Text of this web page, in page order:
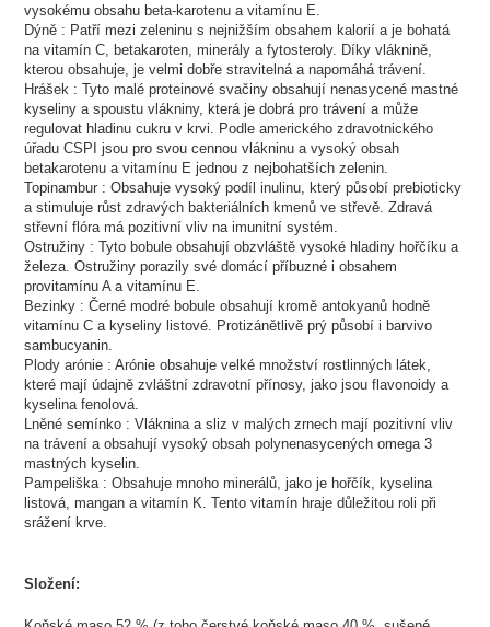
vysokému obsahu beta-karotenu a vitamínu E.
Dýně : Patří mezi zeleninu s nejnižším obsahem kalorií a je bohatá
na vitamín C, betakaroten, minerály a fytosteroly. Díky vláknině,
kterou obsahuje, je velmi dobře stravitelná a napomáhá trávení.
Hrášek : Tyto malé proteinové svačiny obsahují nenasycené mastné
kyseliny a spoustu vlákniny, která je dobrá pro trávení a může
regulovat hladinu cukru v krvi. Podle amerického zdravotnického
úřadu CSPI jsou pro svou cennou vlákninu a vysoký obsah
betakarotenu a vitamínu E jednou z nejbohatších zelenin.
Topinambur : Obsahuje vysoký podíl inulinu, který působí prebioticky
a stimuluje růst zdravých bakteriálních kmenů ve střevě. Zdravá
střevní flóra má pozitivní vliv na imunitní systém.
Ostružiny : Tyto bobule obsahují obzvláště vysoké hladiny hořčíku a
železa. Ostružiny porazily své domácí příbuzné i obsahem
provitamínu A a vitamínu E.
Bezinky : Černé modré bobule obsahují kromě antokyanů hodně
vitamínu C a kyseliny listové. Protizánětlivě prý působí i barvivo
sambucyanin.
Plody arónie : Arónie obsahuje velké množství rostlinných látek,
které mají údajně zvláštní zdravotní přínosy, jako jsou flavonoidy a
kyselina fenolová.
Lněné semínko : Vláknina a sliz v malých zrnech mají pozitivní vliv
na trávení a obsahují vysoký obsah polynenasycených omega 3
mastných kyselin.
Pampeliška : Obsahuje mnoho minerálů, jako je hořčík, kyselina
listová, mangan a vitamín K. Tento vitamín hraje důležitou roli při
srážení krve.
Složení: